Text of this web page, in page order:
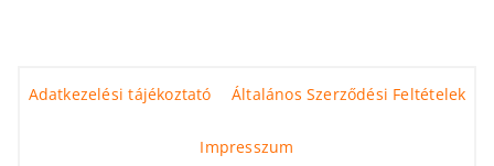
Adatkezelési tájékoztató Általános Szerződési Feltételek
Impresszum